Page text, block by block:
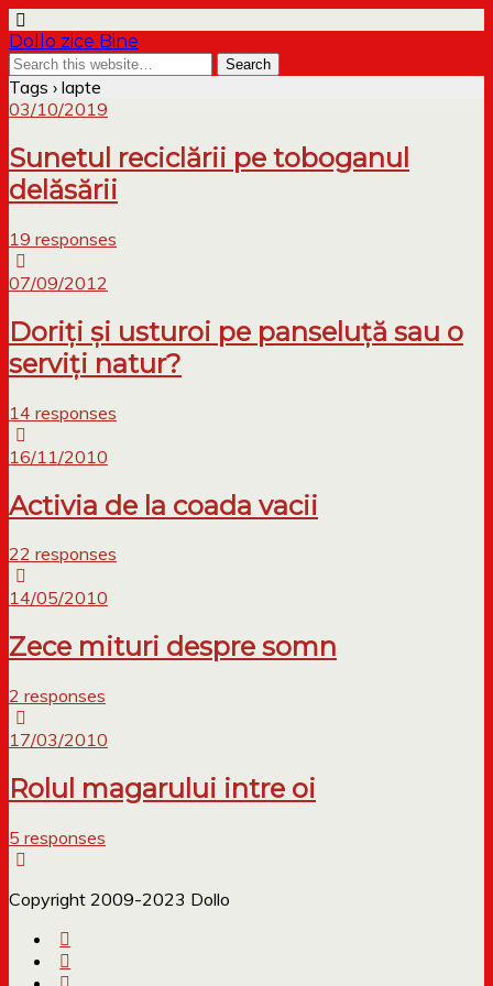
Dollo zice Bine
Tags › lapte
03/10/2019
Sunetul reciclării pe toboganul
delăsării
19 responses
07/09/2012
Doriți și usturoi pe panseluță sau o
serviți natur?
14 responses
16/11/2010
Activia de la coada vacii
22 responses
14/05/2010
Zece mituri despre somn
2 responses
17/03/2010
Rolul magarului intre oi
5 responses
Copyright 2009-2023 Dollo